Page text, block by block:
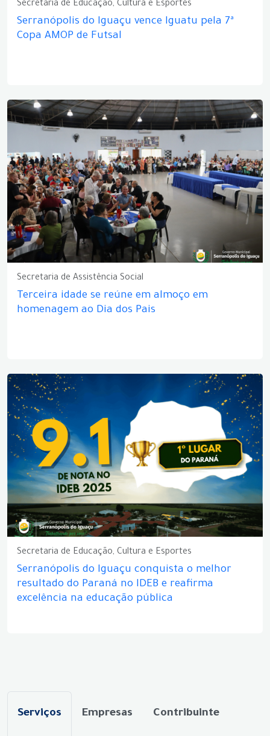
Secretaria de Educação, Cultura e Esportes
Serranópolis do Iguaçu vence Iguatu pela 7ª
Copa AMOP de Futsal
Secretaria de Assistência Social
Terceira idade se reúne em almoço em
homenagem ao Dia dos Pais
Secretaria de Educação, Cultura e Esportes
Serranópolis do Iguaçu conquista o melhor
resultado do Paraná no IDEB e reafirma
excelência na educação pública
Serviços Empresas Contribuinte